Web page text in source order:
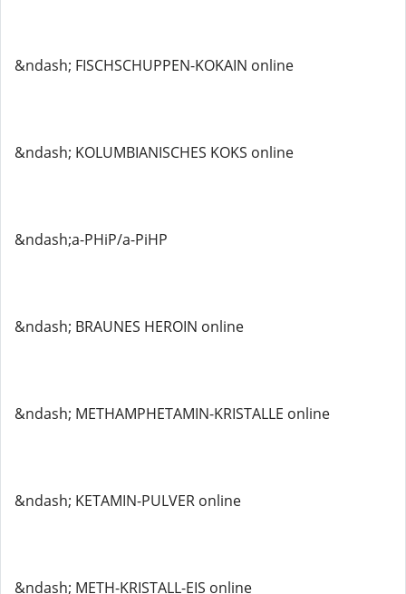
&ndash; FISCHSCHUPPEN-KOKAIN online
&ndash; KOLUMBIANISCHES KOKS online
&ndash;a-PHiP/a-PiHP
&ndash; BRAUNES HEROIN online
&ndash; METHAMPHETAMIN-KRISTALLE online
&ndash; KETAMIN-PULVER online
&ndash; METH-KRISTALL-EIS online